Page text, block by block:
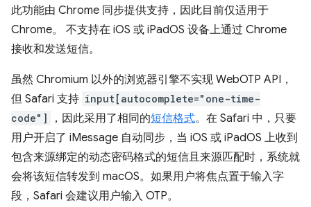
此功能由 Chrome 同步提供支持，因此目前仅适用于
Chrome。 不支持在 iOS 或 iPadOS 设备上通过 Chrome
接收和发送短信。
虽然 Chromium 以外的浏览器引擎不实现 WebOTP API，
但 Safari 支持 input[autocomplete="one-time-
code"]
，因此采用了相同的短信格式。在 Safari 中，只要
用户开启了 iMessage 自动同步，当 iOS 或 iPadOS 上收到
包含来源绑定的动态密码格式的短信且来源匹配时，系统就
会将该短信转发到 macOS。如果用户将焦点置于输入字
段，Safari 会建议用户输入 OTP。